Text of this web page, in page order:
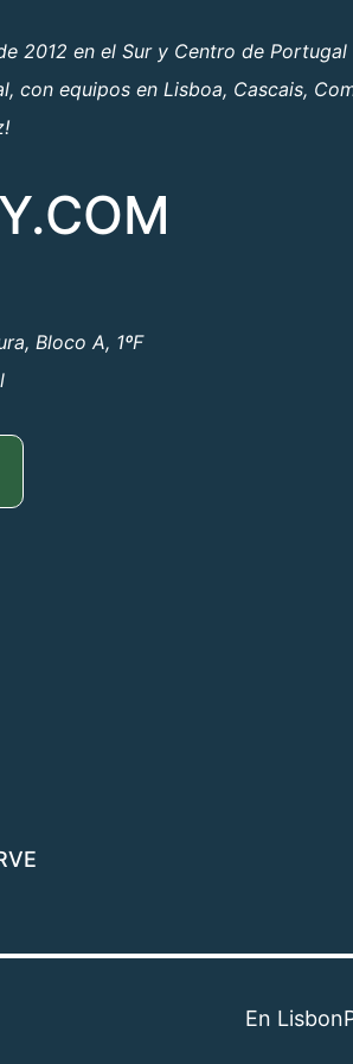
2012 en el Sur y Centro de Portugal
con equipos en Lisboa, Cascais,
Bloco A, 1ºF
En